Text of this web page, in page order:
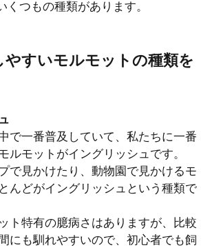
の対策方法やストレス解消方法
ことが原因なのでしょうか？噛んでしま
モルモットの飼い方とは？ケー
ジの選び方や設置場所を紹介し
ます
モルモットの飼い方で悩んでしまうのが
ケージの決め方ではないでしょうか。初
くつもの種類があります。
やすいモルモットの種類を
で一番普及していて、私たちに一番
ルモットがイングリッシュです。
で見かけたり、動物園で見かけるモ
んどがイングリッシュという種類で
ト特有の臆病さはありますが、比較
にも馴れやすいので、初心者でも飼